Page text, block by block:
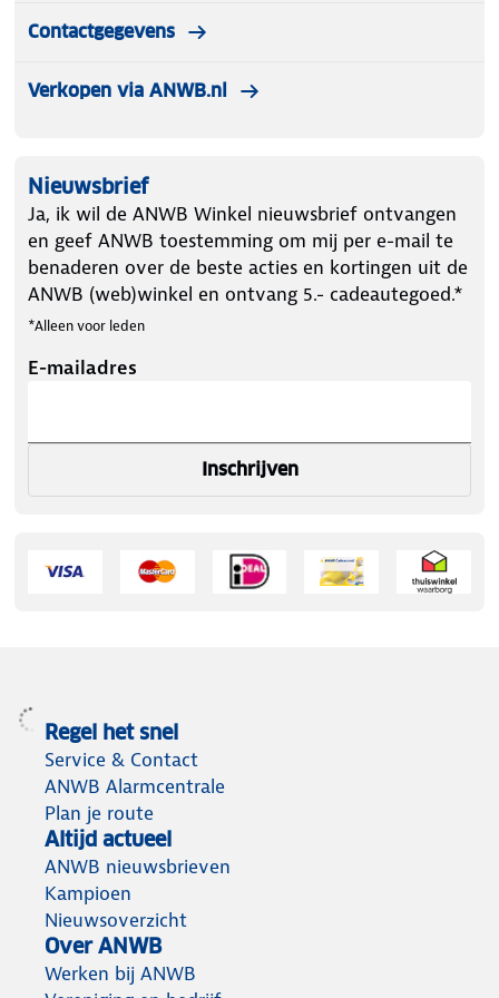
Contactgegevens
Verkopen via ANWB.nl
Nieuwsbrief
Ja, ik wil de ANWB Winkel nieuwsbrief ontvangen
en geef ANWB toestemming om mij per e-mail te
benaderen over de beste acties en kortingen uit de
ANWB (web)winkel en ontvang 5.- cadeautegoed.*
*Alleen voor leden
E-mailadres
Inschrijven
Regel het snel
Service & Contact
ANWB Alarmcentrale
Plan je route
Altijd actueel
ANWB nieuwsbrieven
Kampioen
Nieuwsoverzicht
Over ANWB
Werken bij ANWB